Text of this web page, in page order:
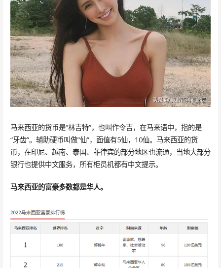
马来西亚的货币是“林吉特”，也叫作令吉，在马来语中，指的是
“牙齿”。辅助硬币叫做“仙”，面值有5仙，10仙。马来西亚的货
币，在印尼、越南、泰国、菲律宾的部分地区也流通，当地大部分
银行也提供中文服务，所有柜员机都有中文提示。
马来西亚的富豪多数都是华人。